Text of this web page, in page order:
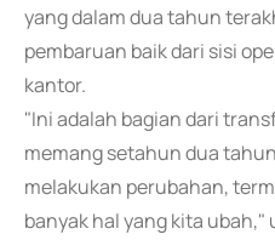
yang dalam dua tahun
pembaruan baik dari sisi
kantor.
"Ini adalah bagian dari
memang setahun dua
melakukan perubahan,
banyak hal yang kita ubah,"